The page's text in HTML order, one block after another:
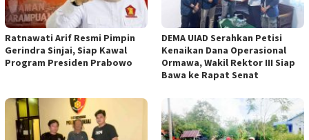
Ratnawati Arif Resmi Pimpin
Gerindra Sinjai, Siap Kawal
Program Presiden Prabowo
DEMA UIAD Serahkan Petisi
Kenaikan Dana Operasional
Ormawa, Wakil Rektor III Siap
Bawa ke Rapat Senat